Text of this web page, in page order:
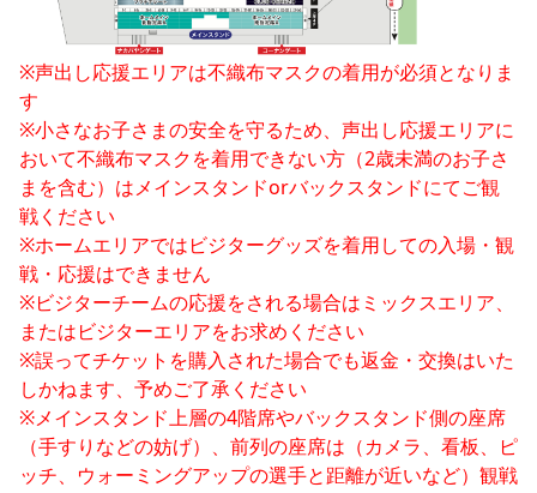
※声出し応援エリアは不織布マスクの着用が必須となりま
す
※小さなお子さまの安全を守るため、声出し応援エリアに
おいて不織布マスクを着用できない方（2歳未満のお子さ
まを含む）はメインスタンドorバックスタンドにてご観
戦ください
※ホームエリアではビジターグッズを着用しての入場・観
戦・応援はできません
※ビジターチームの応援をされる場合はミックスエリア、
またはビジターエリアをお求めください
※誤ってチケットを購入された場合でも返金・交換はいた
しかねます、予めご了承ください
※メインスタンド上層の4階席やバックスタンド側の座席
（手すりなどの妨げ）、前列の座席は（カメラ、看板、ピ
ッチ、ウォーミングアップの選手と距離が近いなど）観戦